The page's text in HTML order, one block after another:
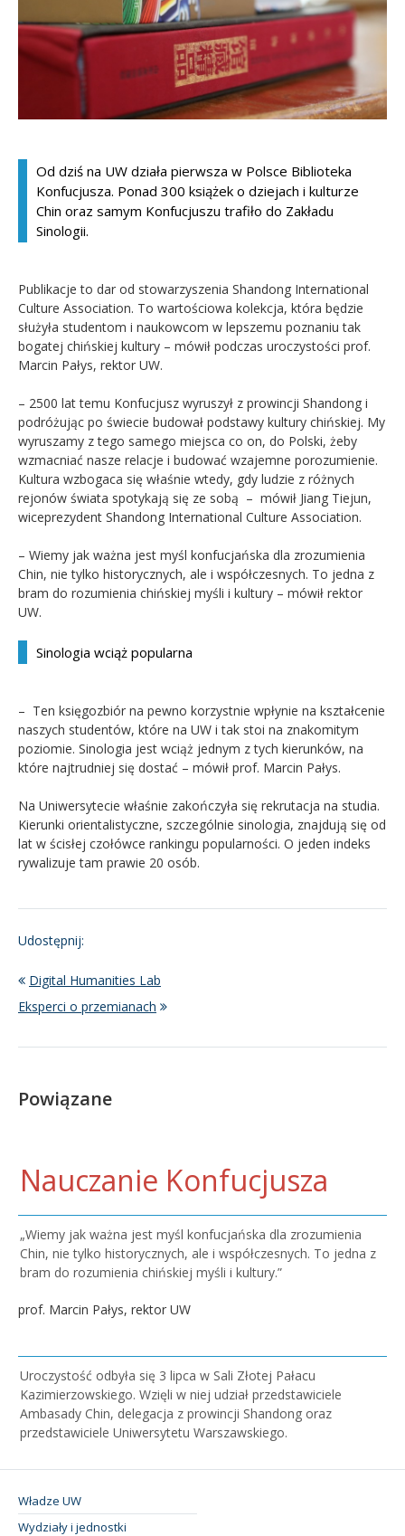
Kandydat
Absolwent
Od dziś na UW działa pierwsza w Polsce Biblioteka
Konfucjusza. Ponad 300 książek o dziejach i kulturze
Chin oraz samym Konfucjuszu trafiło do Zakładu
Sinologii.
Publikacje to dar od stowarzyszenia Shandong International
Culture Association. To wartościowa kolekcja, która będzie
służyła studentom i naukowcom w lepszemu poznaniu tak
bogatej chińskiej kultury – mówił podczas uroczystości prof.
Marcin Pałys, rektor UW.
– 2500 lat temu Konfucjusz wyruszył z prowincji Shandong i
podróżując po świecie budował podstawy kultury chińskiej. My
wyruszamy z tego samego miejsca co on, do Polski, żeby
wzmacniać nasze relacje i budować wzajemne porozumienie.
Kultura wzbogaca się właśnie wtedy, gdy ludzie z różnych
rejonów świata spotykają się ze sobą – mówił Jiang Tiejun,
wiceprezydent Shandong International Culture Association.
– Wiemy jak ważna jest myśl konfucjańska dla zrozumienia
Chin, nie tylko historycznych, ale i współczesnych. To jedna z
bram do rozumienia chińskiej myśli i kultury – mówił rektor
UW.
Sinologia wciąż popularna
– Ten księgozbiór na pewno korzystnie wpłynie na kształcenie
naszych studentów, które na UW i tak stoi na znakomitym
poziomie. Sinologia jest wciąż jednym z tych kierunków, na
które najtrudniej się dostać – mówił prof. Marcin Pałys.
Na Uniwersytecie właśnie zakończyła się rekrutacja na studia.
Kierunki orientalistyczne, szczególnie sinologia, znajdują się od
lat w ścisłej czołówce rankingu popularności. O jeden indeks
rywalizuje tam prawie 20 osób.
Udostępnij:
Digital Humanities Lab
Eksperci o przemianach
Powiązane
Nauczanie Konfucjusza
„Wiemy jak ważna jest myśl konfucjańska dla zrozumienia
Chin, nie tylko historycznych, ale i współczesnych. To jedna z
bram do rozumienia chińskiej myśli i kultury.”
prof. Marcin Pałys, rektor UW
Uroczystość odbyła się 3 lipca w Sali Złotej Pałacu
Kazimierzowskiego. Wzięli w niej udział przedstawiciele
Ambasady Chin, delegacja z prowincji Shandong oraz
przedstawiciele Uniwersytetu Warszawskiego.
Władze UW
Wydziały i jednostki